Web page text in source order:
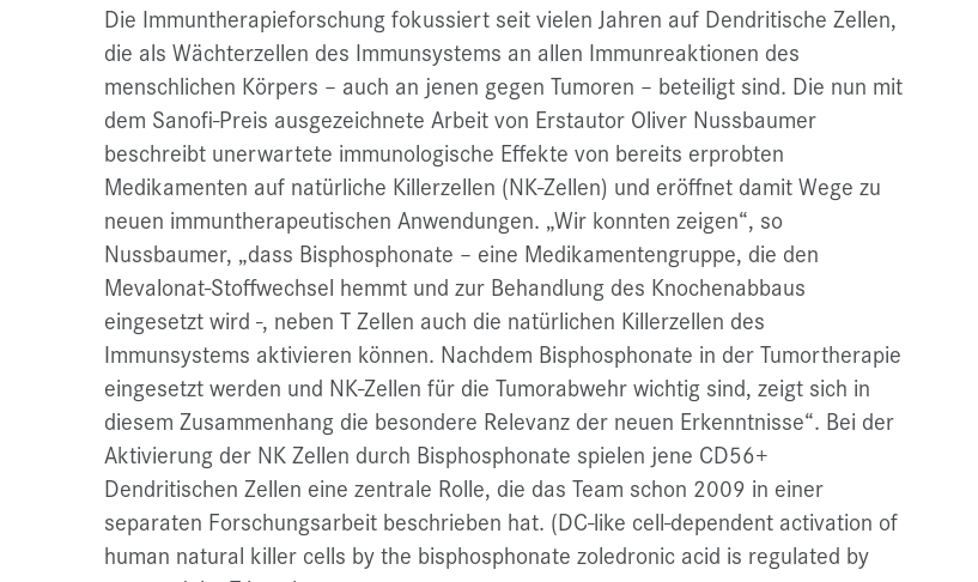
Die Immuntherapieforschung fokussiert seit vielen Jahren auf Dendritische Zellen,
die als Wächterzellen des Immunsystems an allen Immunreaktionen des
menschlichen Körpers – auch an jenen gegen Tumoren – beteiligt sind. Die nun mit
dem Sanofi-Preis ausgezeichnete Arbeit von Erstautor Oliver Nussbaumer
beschreibt unerwartete immunologische Effekte von bereits erprobten
Medikamenten auf natürliche Killerzellen (NK-Zellen) und eröffnet damit Wege zu
neuen immuntherapeutischen Anwendungen. „Wir konnten zeigen“, so
Nussbaumer, „dass Bisphosphonate – eine Medikamentengruppe, die den
Mevalonat-Stoffwechsel hemmt und zur Behandlung des Knochenabbaus
eingesetzt wird -, neben T Zellen auch die natürlichen Killerzellen des
Immunsystems aktivieren können. Nachdem Bisphosphonate in der Tumortherapie
eingesetzt werden und NK-Zellen für die Tumorabwehr wichtig sind, zeigt sich in
diesem Zusammenhang die besondere Relevanz der neuen Erkenntnisse“. Bei der
Aktivierung der NK Zellen durch Bisphosphonate spielen jene CD56+
Dendritischen Zellen eine zentrale Rolle, die das Team schon 2009 in einer
separaten Forschungsarbeit beschrieben hat. (DC-like cell-dependent activation of
human natural killer cells by the bisphosphonate zoledronic acid is regulated by